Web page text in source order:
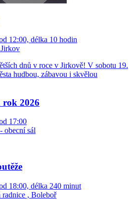
12:00, délka 10 hodin
dnů v roce v Jirkově! V sobotu 19.
hudbou, zábavou i skvělou
rok 2026
17:00
obecní sál
18:00, délka 240 minut
, Boleboř